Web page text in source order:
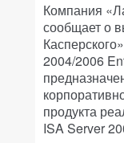
Компания
сообщает о
2004/2006
продукта
ISA Server